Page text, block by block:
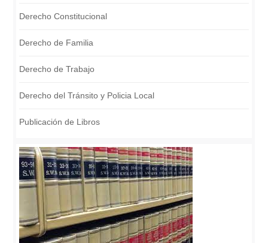
Derecho Constitucional
Derecho de Familia
Derecho de Trabajo
Derecho del Tránsito y Policia Local
Publicación de Libros